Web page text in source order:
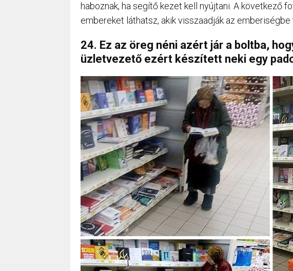
haboznak, ha segítő kezet kell nyújtani. A következő
embereket láthatsz, akik visszaadják az
24. Ez az öreg néni azért jár a boltba,
üzletvezető ezért készített neki egy